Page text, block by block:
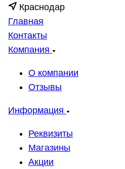
Краснодар
Главная
Контакты
Компания
О компании
Отзывы
Информация
Реквизиты
Магазины
Акции